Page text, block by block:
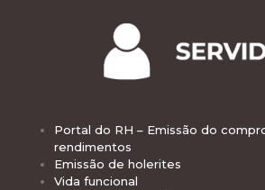
Portal do RH – Emissão do
rendimentos
Emissão de holerites
Vida funcional